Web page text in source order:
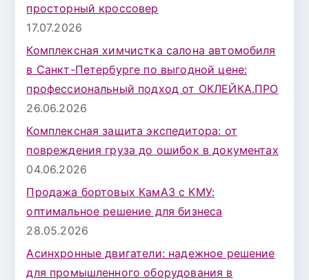
просторный кроссовер
17.07.2026
Комплексная химчистка салона автомобиля
в Санкт-Петербурге по выгодной цене:
профессиональный подход от ОКЛЕЙКА.ПРО
26.06.2026
Комплексная защита экспедитора: от
повреждения груза до ошибок в документах
04.06.2026
Продажа бортовых КамАЗ с КМУ:
оптимальное решение для бизнеса
28.05.2026
Асинхронные двигатели: надежное решение
для промышленного оборудования в